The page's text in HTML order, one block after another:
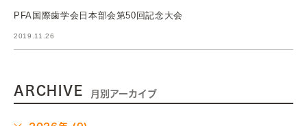
PFA国際歯学会日本部会第50回記念大会
2019.11.26
ARCHIVE 月別アーカイブ